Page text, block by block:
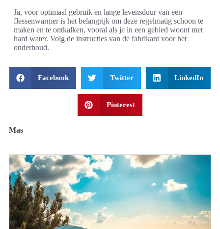
Ja, voor optimaal gebruik en lange levensduur van een
flessenwarmer is het belangrijk om deze regelmatig schoon te
maken en te ontkalken, vooral als je in een gebied woont met
hard water. Volg de instructies van de fabrikant voor het
onderhoud.
Facebook Twitter LinkedIn
Pinterest
Mas